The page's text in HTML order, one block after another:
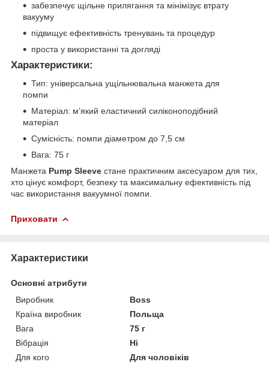
забезпечує щільне прилягання та мінімізує втрату
вакууму
підвищує ефективність тренувань та процедур
проста у використанні та догляді
Характеристики:
Тип: універсальна ущільнювальна манжета для
помпи
Матеріал: м’який еластичний силіконоподібний
матеріал
Сумісність: помпи діаметром до 7,5 см
Вага: 75 г
Манжета Pump Sleeve стане практичним аксесуаром для тих,
хто цінує комфорт, безпеку та максимальну ефективність під
час використання вакуумної помпи.
Приховати
Характеристики
Основні атрибути
Виробник
Boss
Країна виробник
Польща
Вага
75 г
Вібрація
Ні
Для кого
Для чоловіків